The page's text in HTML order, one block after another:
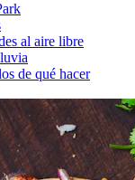
al aire libre
de qué hacer